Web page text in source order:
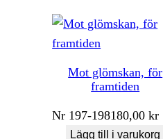
Mot glömskan, för
framtiden
Nr 197-198180,00kr
Lägg till i varukorg